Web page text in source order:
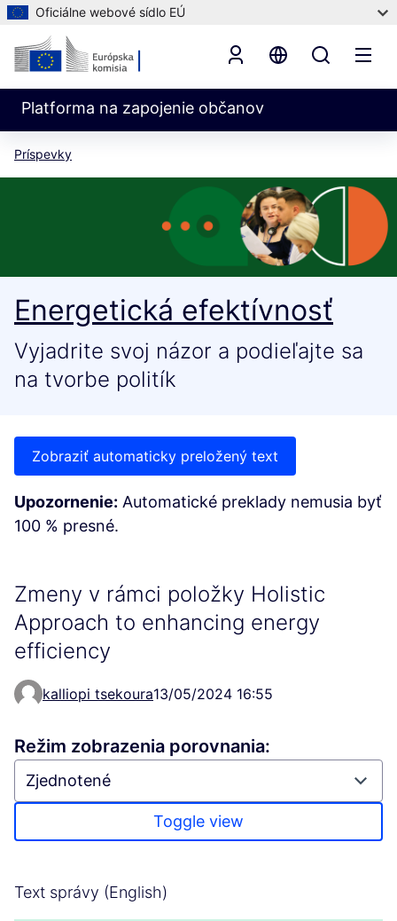
Oficiálne webové sídlo EÚ
Platforma na zapojenie občanov
Príspevky
Energetická efektívnosť
Vyjadrite svoj názor a podieľajte sa
na tvorbe politík
Zobraziť automaticky preložený text
Upozornenie: Automatické preklady nemusia byť
100 % presné.
Zmeny v rámci položky Holistic
Approach to enhancing energy
efficiency
kalliopi tsekoura13/05/2024 16:55
Režim zobrazenia porovnania:
Toggle view
Text správy (English)